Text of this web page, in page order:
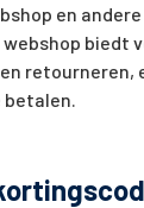
en
webshop biedt
retourneren,